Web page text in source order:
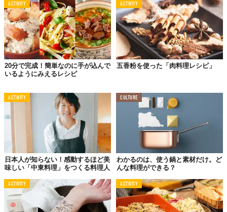
ACTIVITY
20分で完成！簡単なのに手が込んで
いるようにみえるレシピ
ACTIVITY
五香粉を使った「肉料理レシピ」
ACTIVITY
日本人が知らない！感動するほど美
味しい「中東料理」をつくる料理人
CULTURE
わかるのは、使う鍋と素材だけ。ど
んな料理ができる？
ACTIVITY ACTIVITY